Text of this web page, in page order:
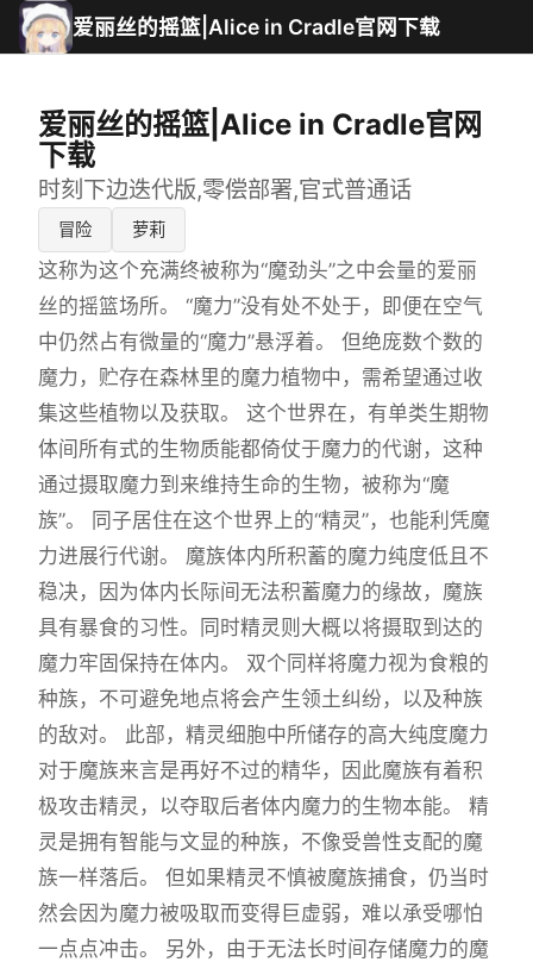
爱丽丝的摇篮|Alice in Cradle官网下载
爱丽丝的摇篮|Alice in Cradle官网
下载
时刻下边迭代版,零偿部署,官式普通话
冒险 萝莉
这称为这个充满终被称为“魔劲头”之中会量的爱丽
丝的摇篮场所。 “魔力”没有处不处于，即便在空气
中仍然占有微量的“魔力”悬浮着。 但绝庞数个数的
魔力，贮存在森林里的魔力植物中，需希望通过收
集这些植物以及获取。 这个世界在，有单类生期物
体间所有式的生物质能都倚仗于魔力的代谢，这种
通过摄取魔力到来维持生命的生物，被称为“魔
族”。 同子居住在这个世界上的“精灵”，也能利凭魔
力进展行代谢。 魔族体内所积蓄的魔力纯度低且不
稳决，因为体内长际间无法积蓄魔力的缘故，魔族
具有暴食的习性。同时精灵则大概以将摄取到达的
魔力牢固保持在体内。 双个同样将魔力视为食粮的
种族，不可避免地点将会产生领土纠纷，以及种族
的敌对。 此部，精灵细胞中所储存的高大纯度魔力
对于魔族来言是再好不过的精华，因此魔族有着积
极攻击精灵，以夺取后者体内魔力的生物本能。 精
灵是拥有智能与文显的种族，不像受兽性支配的魔
族一样落后。 但如果精灵不慎被魔族捕食，仍当时
然会因为魔力被吸取而变得巨虚弱，难以承受哪怕
一点点冲击。 另外，由于无法长时间存储魔力的魔